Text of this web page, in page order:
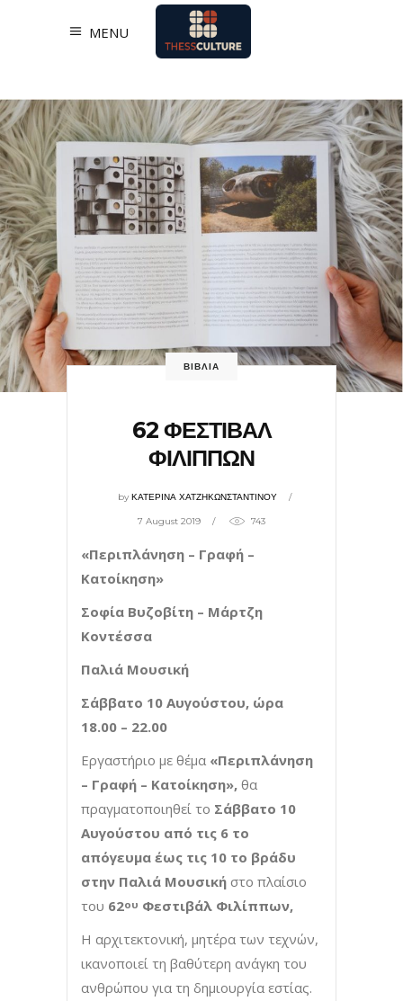
MENU
ΒΙΒΛΙΑ
62 ΦΕΣΤΙΒΑΛ
ΦΙΛΙΠΠΩΝ
byΚΑΤΕΡΙΝΑ ΧΑΤΖΗΚΩΝΣΤΑΝΤΙΝΟΥ
7 August 2019 743
«Περιπλάνηση – Γραφή –
Κατοίκηση»
Σοφία Βυζοβίτη – Μάρτζη
Κοντέσσα
Παλιά Μουσική
Σάββατο 10 Αυγούστου, ώρα
18.00 – 22.00
Εργαστήριο με θέμα «Περιπλάνηση
– Γραφή – Κατοίκηση», θα
πραγματοποιηθεί το Σάββατο 10
Αυγούστου από τις 6 το
απόγευμα έως τις 10 το βράδυ
στην Παλιά Μουσική στο πλαίσιο
του 62ου Φεστιβάλ Φιλίππων,
Η αρχιτεκτονική, μητέρα των τεχνών,
ικανοποιεί τη βαθύτερη ανάγκη του
ανθρώπου για τη δημιουργία εστίας.